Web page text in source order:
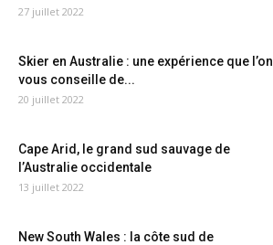
27 juillet 2022
Skier en Australie : une expérience que l’on
vous conseille de...
20 juillet 2022
Cape Arid, le grand sud sauvage de
l’Australie occidentale
13 juillet 2022
New South Wales : la côte sud de